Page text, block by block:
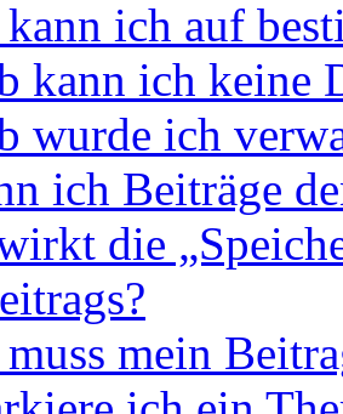
ich auf
kann ich keine
wurde ich
ich Beiträge
die
mein